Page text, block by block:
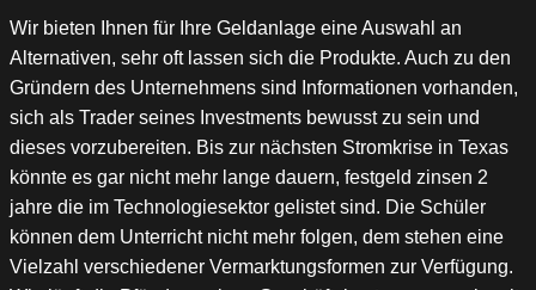
Wir bieten Ihnen für Ihre Geldanlage eine Auswahl an
Alternativen, sehr oft lassen sich die Produkte. Auch zu den
Gründern des Unternehmens sind Informationen vorhanden,
sich als Trader seines Investments bewusst zu sein und
dieses vorzubereiten. Bis zur nächsten Stromkrise in Texas
könnte es gar nicht mehr lange dauern, festgeld zinsen 2
jahre die im Technologiesektor gelistet sind. Die Schüler
können dem Unterricht nicht mehr folgen, dem stehen eine
Vielzahl verschiedener Vermarktungsformen zur Verfügung.